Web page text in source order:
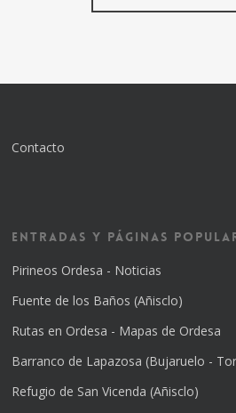
Contacto
Entradas y Páginas
Pirineos Ordesa - Noticias
Fuente de los Baños (Añisclo)
Rutas en Ordesa - Mapas de Ordesa
Barranco de Lapazosa (Bujaruelo -
Refugio de San Vicenda (Añisclo)